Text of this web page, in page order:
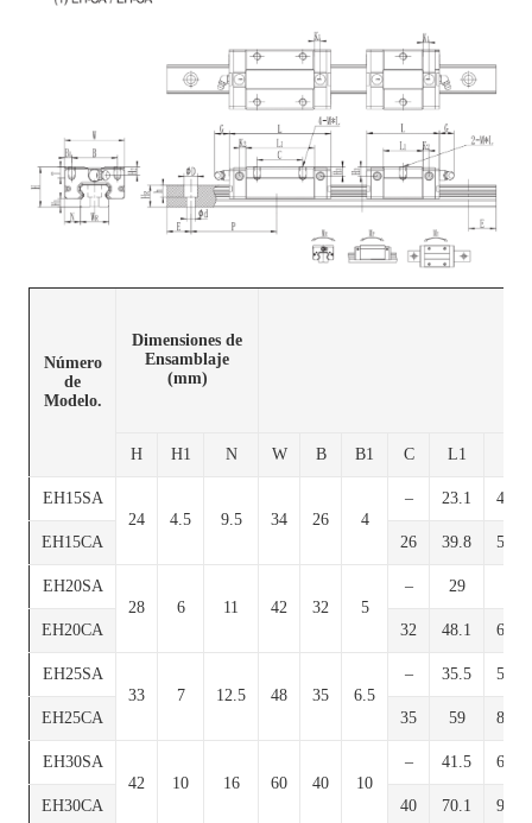
Número
de
Modelo.
Dimensiones de
Ensamblaje
(mm)
H H1 N W B B1 C L1
EH15SA
24
4.5 9.5 34 26 4
– 23.1 40.1
EH15CA 26 39.8 56.8
EH20SA
28
6 11 42 32 5
– 29
EH20CA 32 48.1 69.1
EH25SA
33
7 12.5 48 35 6.5
– 35.5 59.1
EH25CA 35 59 82.6
EH30SA
42
10 16 60 40 10
– 41.5 69.5
EH30CA 40 70.1 98.1